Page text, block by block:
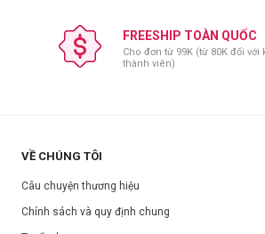
FREESHIP TOÀN QUỐC
Cho đơn từ 99K (từ 80K đối với
thành viên)
VỀ CHÚNG TÔI
Câu chuyện thương hiệu
Chính sách và quy định chung